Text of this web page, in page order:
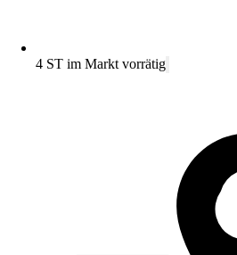
4 ST im Markt vorrätig